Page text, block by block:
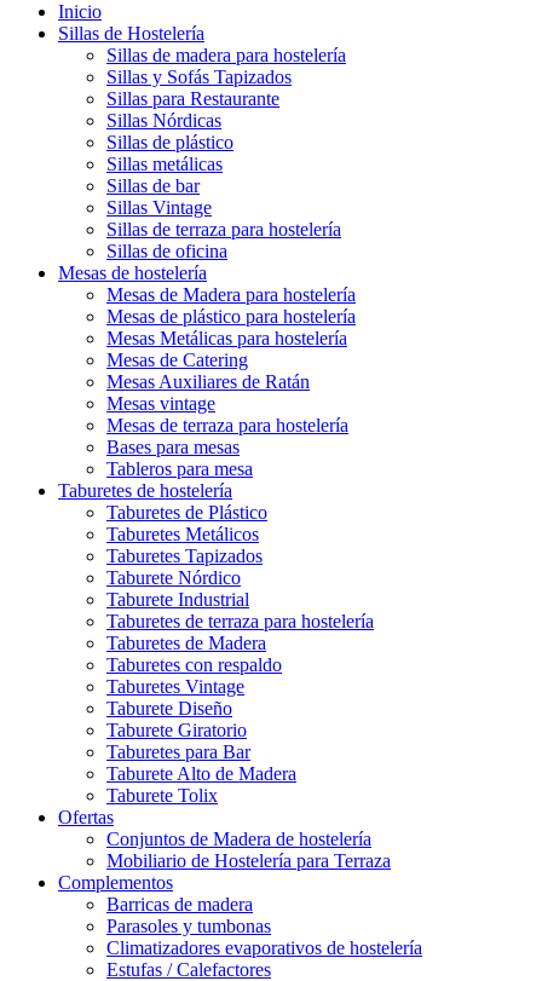
Inicio
Sillas de Hostelería
Sillas de madera para hostelería
Sillas y Sofás Tapizados
Sillas para Restaurante
Sillas Nórdicas
Sillas de plástico
Sillas metálicas
Sillas de bar
Sillas Vintage
Sillas de terraza para hostelería
Sillas de oficina
Mesas de hostelería
Mesas de Madera para hostelería
Mesas de plástico para hostelería
Mesas Metálicas para hostelería
Mesas de Catering
Mesas Auxiliares de Ratán
Mesas vintage
Mesas de terraza para hostelería
Bases para mesas
Tableros para mesa
Taburetes de hostelería
Taburetes de Plástico
Taburetes Metálicos
Taburetes Tapizados
Taburete Nórdico
Taburete Industrial
Taburetes de terraza para hostelería
Taburetes de Madera
Taburetes con respaldo
Taburetes Vintage
Taburete Diseño
Taburete Giratorio
Taburetes para Bar
Taburete Alto de Madera
Taburete Tolix
Ofertas
Conjuntos de Madera de hostelería
Mobiliario de Hostelería para Terraza
Complementos
Barricas de madera
Parasoles y tumbonas
Climatizadores evaporativos de hostelería
Estufas / Calefactores